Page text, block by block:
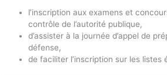
l’inscription aux examens et
contrôle de l’autorité publique,
d’assister à la journée d’appel de
défense,
de faciliter l’inscription sur les listes